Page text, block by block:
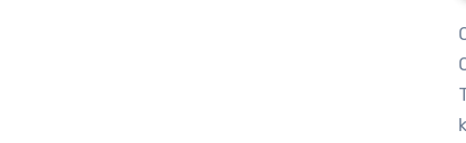
Oktoberfest München